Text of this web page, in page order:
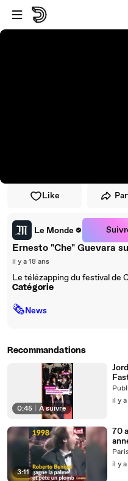
Passer au player
Passer au contenu principal
Like
Le Monde
Ernesto "Che" Guevara
il y a 18 ans
Le télézapping du festival de
Catégorie
🗞News
Recommandations
0:45 À suivre
il y
3:11
70
il y